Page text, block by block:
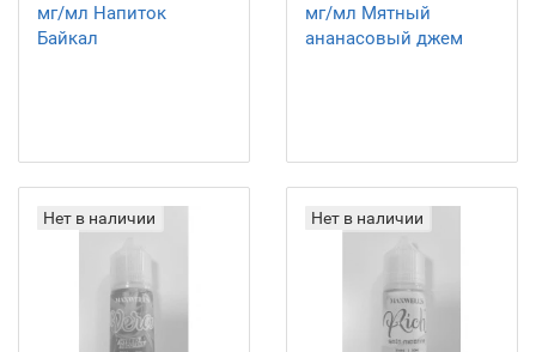
мг/мл Напиток
Байкал
мг/мл Мятный
ананасовый джем
Нет в наличии Нет в наличии